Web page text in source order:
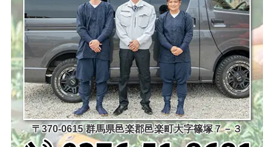
〒370-0615 群馬県邑楽郡邑楽町大字篠塚７－３